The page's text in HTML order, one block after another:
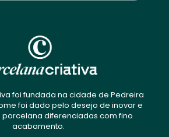
foi fundada na cidade de Pedreira
foi dado pelo desejo de inovar e
diferenciadas com fino
acabamento.